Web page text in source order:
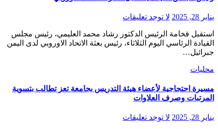
يناير 28, 2025 لا توجد تعليقات
القيادة الرئاسي اليوم الثلاثاء، رئيس بعثة الاتحاد الاوروبي لدى اليمن
جبرائيل…
محليات
مسيرة احتجاجية لأعضاء هيئة التدريس بجامعة تعز تطالب بتسوية
المرتبات وصرف العلاوات
يناير 28, 2025 لا توجد تعليقات